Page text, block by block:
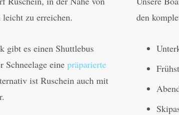
zu erreichen.
gibt es einen Shuttlebus
Schneelage eine präparierte
ist Ruschein auch mit
den